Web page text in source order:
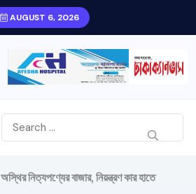
AUGUST 6, 2026
অস্থির নিত্যপণ্যের বাজার, নিয়ন্ত্রণ কার হাতে